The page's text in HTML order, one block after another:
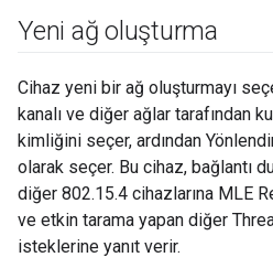
Yeni ağ oluşturma
Cihaz yeni bir ağ oluşturmayı
kanalı ve diğer ağlar tarafından
kimliğini seçer, ardından
olarak seçer. Bu cihaz, bağlantı
diğer 802.15.4 cihazlarına MLE
ve etkin tarama yapan diğer
isteklerine yanıt verir.